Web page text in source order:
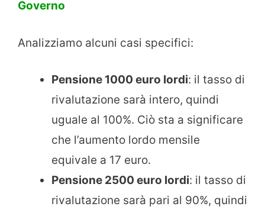
Governo
Analizziamo alcuni casi specifici:
Pensione 1000 euro lordi: il tasso di
rivalutazione sarà intero, quindi
uguale al 100%. Ciò sta a significare
che l’aumento lordo mensile
equivale a 17 euro.
Pensione 2500 euro lordi: il tasso di
rivalutazione sarà pari al 90%, quindi